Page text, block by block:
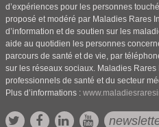
d’expériences pour les personnes
proposé et modéré par Maladies Rares
d’information et de soutien sur les
aide au quotidien les personnes
parcours de santé et de vie, par
sur les réseaux sociaux. Maladies
professionnels de santé et du secteur
Plus d’informations :